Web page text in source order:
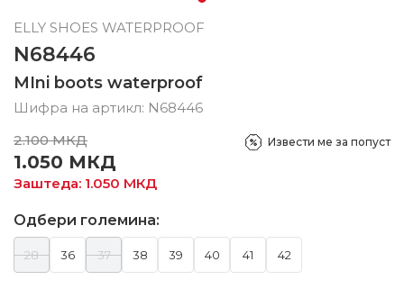
ELLY SHOES WATERPROOF
N68446
MIni boots waterproof
Шифра на артикл: N68446
2.100 МКД
1.050 МКД
Заштеда: 1.050 МКД
Извести ме за попуст
Одбери големина:
28 36 37 38 39 40 41 42